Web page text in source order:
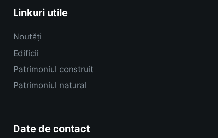
Linkuri utile
Noutăți
Edificii
Patrimoniul construit
Patrimoniul natural
Date de contact